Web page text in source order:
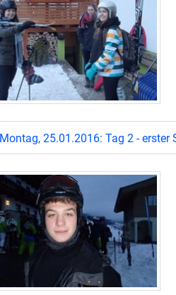
Montag, 25.01.2016: Tag 2 - erster